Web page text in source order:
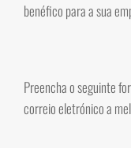
benéfico para a sua
Preencha o seguinte
correio eletrónico a